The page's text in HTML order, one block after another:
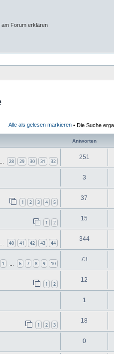
am Forum erklären
Alle als gelesen markieren • Die Suche
Antworten
28 29 30 31 32
251
3
1 2 3 4 5
37
1 2
15
40 41 42 43 44
344
1 6 7 8 9 10
73
1 2
12
1
1 2 3
18
0